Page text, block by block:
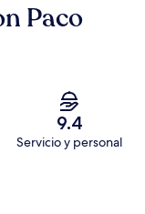
Paco
9.4
Servicio y personal